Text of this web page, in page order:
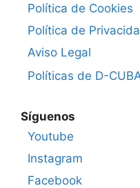
Política de Cookies
Política de
Aviso Legal
Políticas de D-
Síguenos
Youtube
Instagram
Facebook